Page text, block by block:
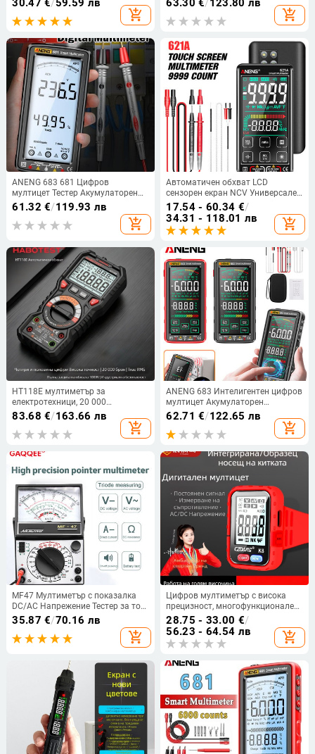
True RMS Автоматичен
измервател на електрически
съпротивление
30.47 €/59.59 лв
add_shopping_cart
електротехници, защита срещу
изгаряне
63.30 €/123.80 лв
add_shopping_cart
ANENG 683 681 Цифров
мултицет Тестер Акумулаторен
тестер Измерител Електрически
мултицет Мултиметър 6000
Count RMS True Z4F3
61.32 €/119.93 лв
add_shopping_cart
Автоматичен обхват LCD
сензорен екран NCV Универсален
мултиметър Електрически
капацитет 9999 броя 621A
Цифров интелигентен
мултиметър Тестер
17.54 - 60.34 €/
34.31 - 118.01 лв
add_shopping_cart
HT118E мултиметър за
електротехници, 20 000
преброявания, автоматично
превключване на обхвата,
истинско RMS, двуцветна
изгаряне NCV
83.68 €/163.66 лв
add_shopping_cart
ANENG 683 Интелигентен цифров
мултицет Акумулаторен
измервател на капацитет 6000
отброявания Сензорен екран
Амперметър Тестер
62.71 €/122.65 лв
add_shopping_cart
MF47 Мултиметър с показалка
DC/AC Напрежение Тестер за ток
Измерване на съпротивление
Капацитив Измерване на
аналогов дисплей Показател
35.87 €/70.16 лв
add_shopping_cart
Цифров мултиметър с висока
прецизност, многофункционален,
гривна с подсветка
28.75 - 33.00 €/
56.23 - 64.54 лв
add_shopping_cart